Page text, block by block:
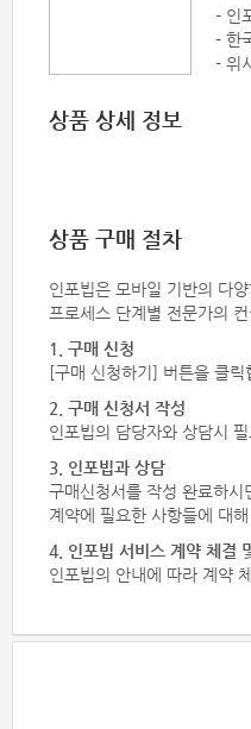
- 인
- 한
- 위
상품 상세 정보
상품 구매 절차
인포빕은 모바일 기반의 다
프로세스 단계별 전문가의
1. 구매 신청
[구매 신청하기] 버튼을 클릭
2. 구매 신청서 작성
인포빕의 담당자와 상담시
3. 인포빕과 상담
구매신청서를 작성 완료하
계약에 필요한 사항들에 대
4. 인포빕 서비스 계약 체결
인포빕의 안내에 따라 계약